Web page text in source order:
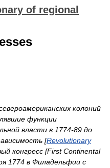
of regional
колоний
функции
власти в 1774-89 до
[Revolutionary
конгресс [First Continental
1774 в Филадельфии с